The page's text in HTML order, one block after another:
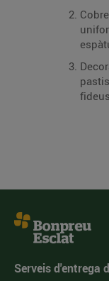
Serveis d'entrega